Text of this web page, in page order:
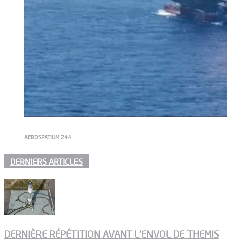
AEROSPATIUM 244
DERNIERS ARTICLES
DERNIÈRE RÉPÉTITION AVANT L’ENVOL DE THEMIS